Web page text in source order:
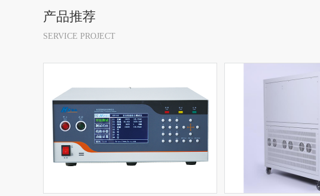
产品推荐
SERVICE PROJECT